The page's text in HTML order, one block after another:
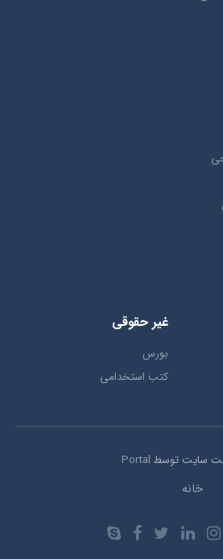
غیر حقوقی
بورس
کتب استخدامی
سایت توسط Portal
خانه